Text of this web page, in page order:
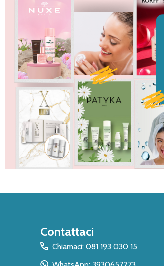
Contattaci
Chiamaci: 081 193 030 15